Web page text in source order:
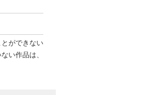
ができない
い作品は、